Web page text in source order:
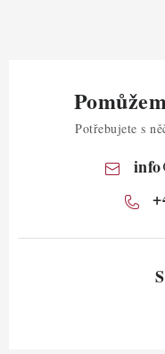
Potřebujete s
info